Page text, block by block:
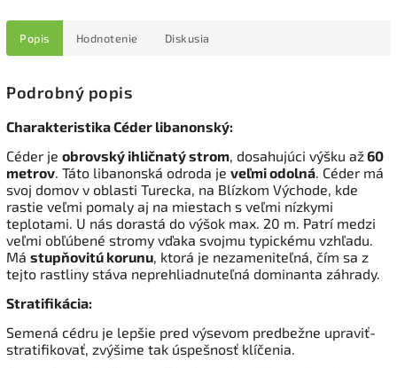
Popis Hodnotenie Diskusia
Podrobný popis
Charakteristika Céder libanonský:
Céder je obrovský ihličnatý strom, dosahujúci výšku až60
metrov. Táto libanonská odroda je veľmi odolná. Céder má
svoj domov v oblasti Turecka, na Blízkom Východe, kde
rastie veľmi pomaly aj na miestach s veľmi nízkymi
teplotami. U nás dorastá do výšok max. 20 m. Patrí medzi
veľmi obľúbené stromy vďaka svojmu typickému vzhľadu.
Má stupňovitú korunu, ktorá je nezameniteľná, čím sa z
tejto rastliny stáva neprehliadnuteľná dominanta záhrady.
Stratifikácia:
Semená cédru je lepšie pred výsevom predbežne upraviť-
stratifikovať, zvýšime tak úspešnosť klíčenia.